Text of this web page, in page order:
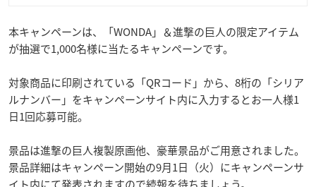
本キャンペーンは、「WONDA」＆進撃の巨人の限定アイテム
が抽選で1,000名様に当たるキャンペーンです。
対象商品に印刷されている「QRコード」から、8桁の「シリア
ルナンバー」をキャンペーンサイト内に入力するとお一人様1
日1回応募可能。
景品は進撃の巨人複製原画他、豪華景品がご用意されました。
景品詳細はキャンペーン開始の9月1日（火）にキャンペーンサ